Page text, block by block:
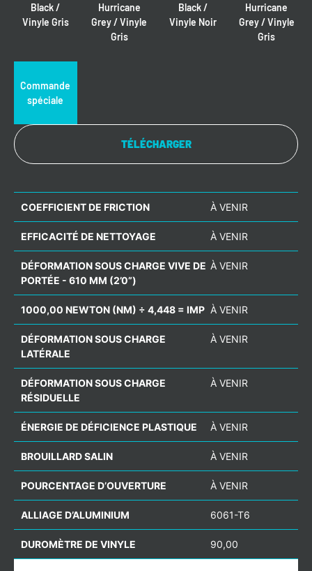
Black /
Vinyle Gris
Hurricane
Grey / Vinyle
Gris
Black /
Vinyle Noir
Hurricane
Grey / Vinyle
Gris
Commande
spéciale
TÉLÉCHARGER
COEFFICIENT DE FRICTION À VENIR
EFFICACITÉ DE NETTOYAGE À VENIR
DÉFORMATION SOUS CHARGE VIVE DE
PORTÉE - 610 MM (2’0”)
À VENIR
1000,00 NEWTON (NM) ÷ 4,448 = IMP À VENIR
DÉFORMATION SOUS CHARGE
LATÉRALE
À VENIR
DÉFORMATION SOUS CHARGE
RÉSIDUELLE
À VENIR
ÉNERGIE DE DÉFICIENCE PLASTIQUE À VENIR
BROUILLARD SALIN À VENIR
POURCENTAGE D’OUVERTURE À VENIR
ALLIAGE D’ALUMINIUM 6061-T6
DUROMÈTRE DE VINYLE 90,00